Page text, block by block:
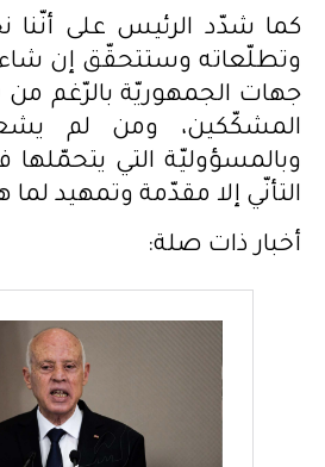
كما شدّد الرئيس على أنّنا
وتطلّعاته وستتحقّق إن شاء
جهات الجمهوريّة بالرّغم من
المشكّكين، ومن لم
وبالمسؤوليّة التي يتحمّلها
التأنّي إلا مقدّمة وتمهيد لما
أخبار ذات صلة: